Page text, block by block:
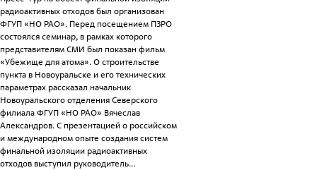
радиоактивных отходов был организован
ФГУП «НО РАО». Перед посещением ПЗРО
состоялся семинар, в рамках которого
представителям СМИ был показан фильм
«Убежище для атома». О строительстве
пункта в Новоуральске и его технических
параметрах рассказал начальник
Новоуральского отделения Северского
филиала ФГУП «НО РАО» Вячеслав
Александров. С презентацией о российском
и международном опыте создания систем
финальной изоляции радиоактивных
отходов выступил руководитель...